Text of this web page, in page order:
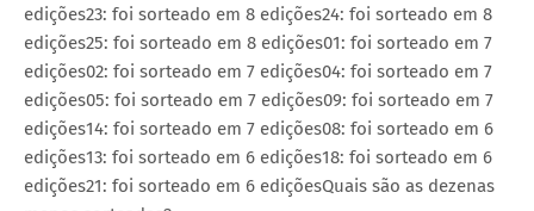
edições23: foi sorteado em 8 edições24: foi sorteado em 8
edições25: foi sorteado em 8 edições01: foi sorteado em 7
edições02: foi sorteado em 7 edições04: foi sorteado em 7
edições05: foi sorteado em 7 edições09: foi sorteado em 7
edições14: foi sorteado em 7 edições08: foi sorteado em 6
edições13: foi sorteado em 6 edições18: foi sorteado em 6
edições21: foi sorteado em 6 ediçõesQuais são as dezenas